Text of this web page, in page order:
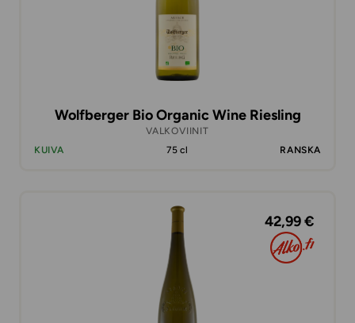
Wolfberger Bio Organic Wine Riesling
VALKOVIINIT
KUIVA
75 cl RANSKA
42,99 €